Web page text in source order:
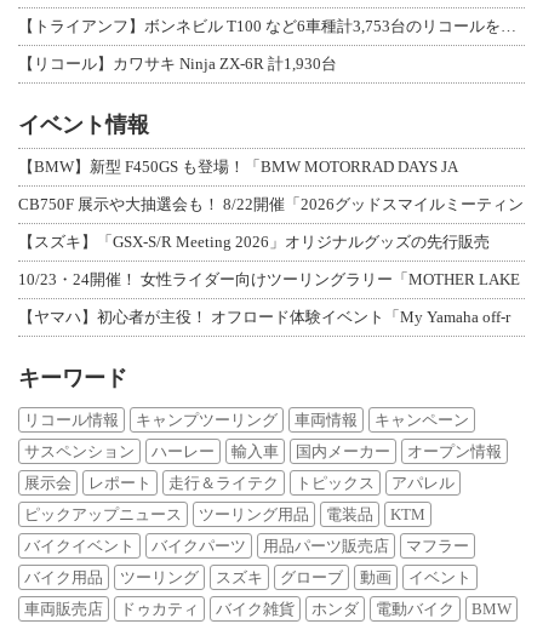
【トライアンフ】ボンネビル T100 など6車種計3,753台のリコールを発表
【リコール】カワサキ Ninja ZX-6R 計1,930台
イベント情報
【BMW】新型 F450GS も登場！「BMW MOTORRAD DAYS JA
CB750F 展示や大抽選会も！ 8/22開催「2026グッドスマイルミーティン
【スズキ】「GSX-S/R Meeting 2026」オリジナルグッズの先行販売
10/23・24開催！ 女性ライダー向けツーリングラリー「MOTHER LAKE
【ヤマハ】初心者が主役！ オフロード体験イベント「My Yamaha off-r
キーワード
リコール情報 キャンプツーリング 車両情報
キャンペーン
サスペンション
ハーレー 輸入車 国内メーカー
オープン情報
展示会
レポート 走行＆ライテク トピックス
アパレル
ピックアップニュース
ツーリング用品 電装品
KTM
バイクイベント
バイクパーツ 用品パーツ販売店
マフラー
バイク用品
ツーリング スズキ グローブ 動画
イベント
車両販売店
ドゥカティ バイク雑貨 ホンダ 電動バイク BMW